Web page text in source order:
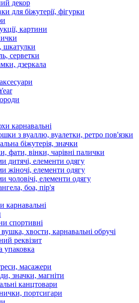
декор
для біжутерії, фігурки
картини
шкатулки
серветки
дзеркала
карнавальні
з вуаллю, вуалетки, ретро пов'язки
біжутерія, значки
фати, вінки, чарівні палички
дитячі, елементи одягу
жіночі, елементи одягу
чоловічі, елементи одягу
боа, пір'я
карнавальні
спортивні
хвости, карнавальні обручі
реквізит
упаковка
масажери
значки, магніти
канцтовари
портсигари